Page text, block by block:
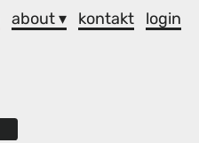
about ▾ kontakt login